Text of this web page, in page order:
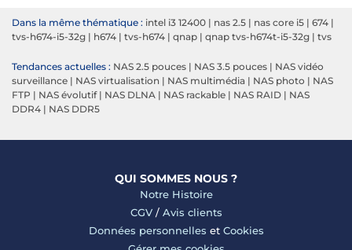
Dans la même thématique : intel i3 12400 | nas 2.5 | nas core i5 | 674 |
tvs-h674-i5-32g | h674 | tvs-h674 | qnap | qnap tvs-h674t-i5-32g | tvs
Tendances actuelles : NAS 2.5 pouces | NAS 3.5 pouces | NAS vidéo
surveillance | NAS virtualisation | NAS multimédia | NAS photo | NAS
FTP | NAS évolutif| NAS DLNA | NAS rackable | NAS RAID | NAS
DDR4 | NAS DDR5
QUI SOMMES NOUS ?
Notre Histoire
CGV/ Avis clients
Données personnelles et Cookies